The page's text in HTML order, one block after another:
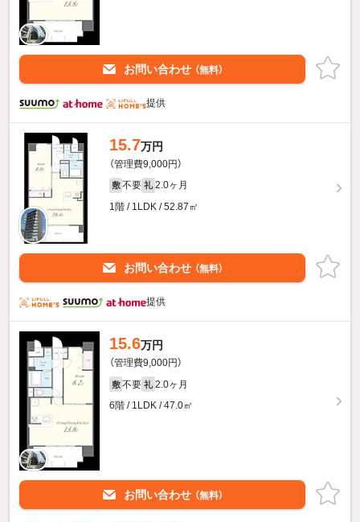
お問い合わせ （無料）
提供
15.7万円
（管理費9,000円）
敷 不要 礼 2.0ヶ月
1階 / 1LDK / 52.87㎡
お問い合わせ （無料）
提供
15.6万円
（管理費9,000円）
敷 不要 礼 2.0ヶ月
6階 / 1LDK / 47.0㎡
お問い合わせ （無料）